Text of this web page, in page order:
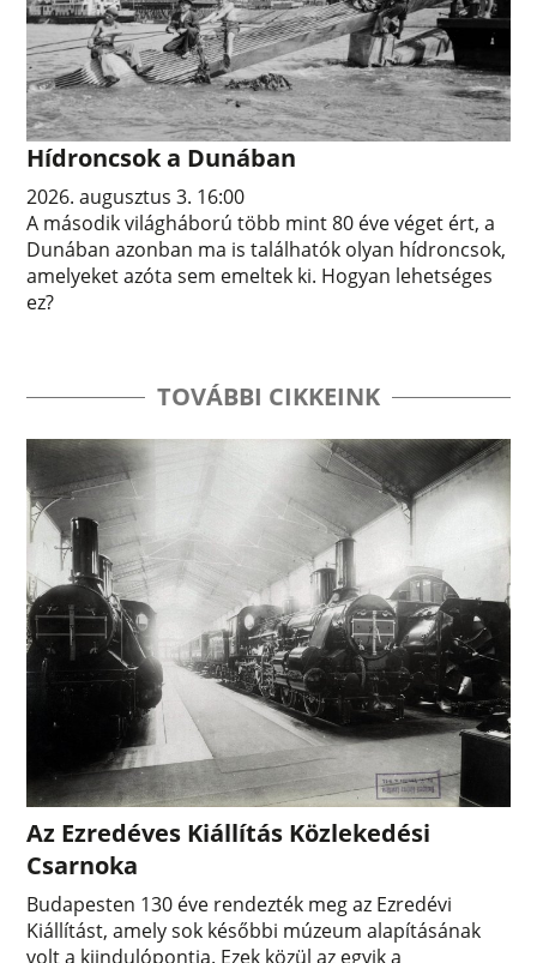
Hídroncsok a Dunában
2026. augusztus 3. 16:00
A második világháború több mint 80 éve véget ért, a
Dunában azonban ma is találhatók olyan hídroncsok,
amelyeket azóta sem emeltek ki. Hogyan lehetséges
ez?
TOVÁBBI CIKKEINK
Az Ezredéves Kiállítás Közlekedési
Csarnoka
Budapesten 130 éve rendezték meg az Ezredévi
Kiállítást, amely sok későbbi múzeum alapításának
volt a kiindulópontja. Ezek közül az egyik a